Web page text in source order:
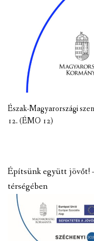
Észak-Magyarországi
12. (ÉMO 12)
Építsünk együtt jövőt!
térségében